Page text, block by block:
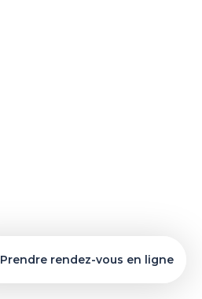
Prendre rendez-vous en ligne